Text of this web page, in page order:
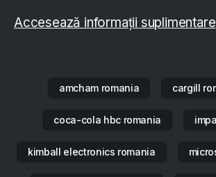
Accesează informații suplimentare
amcham romania cargill
coca-cola hbc romania
kimball electronics romania